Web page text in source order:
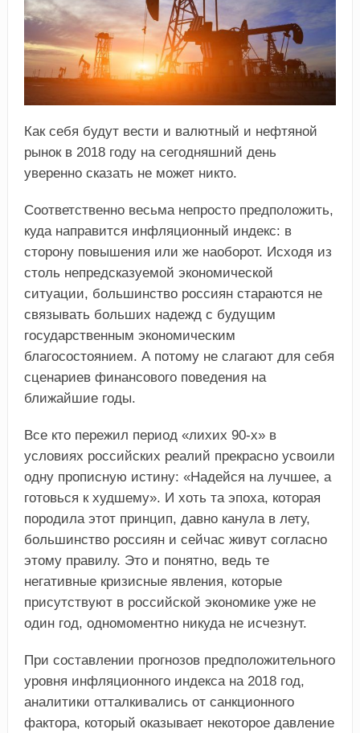
Как себя будут вести и валютный и нефтяной
рынок в 2018 году на сегодняшний день
уверенно сказать не может никто.
Соответственно весьма непросто предположить,
куда направится инфляционный индекс: в
сторону повышения или же наоборот. Исходя из
столь непредсказуемой экономической
ситуации, большинство россиян стараются не
связывать больших надежд с будущим
государственным экономическим
благосостоянием. А потому не слагают для себя
сценариев финансового поведения на
ближайшие годы.
Все кто пережил период «лихих 90-х» в
условиях российских реалий прекрасно усвоили
одну прописную истину: «Надейся на лучшее, а
готовься к худшему». И хоть та эпоха, которая
породила этот принцип, давно канула в лету,
большинство россиян и сейчас живут согласно
этому правилу. Это и понятно, ведь те
негативные кризисные явления, которые
присутствуют в российской экономике уже не
один год, одномоментно никуда не исчезнут.
При составлении прогнозов предположительного
уровня инфляционного индекса на 2018 год,
аналитики отталкивались от санкционного
фактора, который оказывает некоторое давление